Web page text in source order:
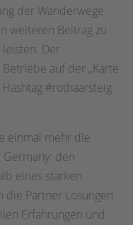
der Wanderwege
weiteren Beitrag zu
Der
auf der „Karte
#rothaarsteig
einmal mehr die
den
eines starken
die Partner Lösungen
Erfahrungen und